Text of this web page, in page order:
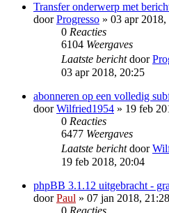
Transfer onderwerp met
doorProgresso » 03 apr
0 Reacties
6104 Weergaves
Laatste berichtdoor
03 apr 2018, 20:25
abonneren op een volledig
doorWilfried1954 » 19 feb
0 Reacties
6477 Weergaves
Laatste berichtdoor
19 feb 2018, 20:04
phpBB 3.1.12 uitgebracht -
doorPaul » 07 jan 2018,